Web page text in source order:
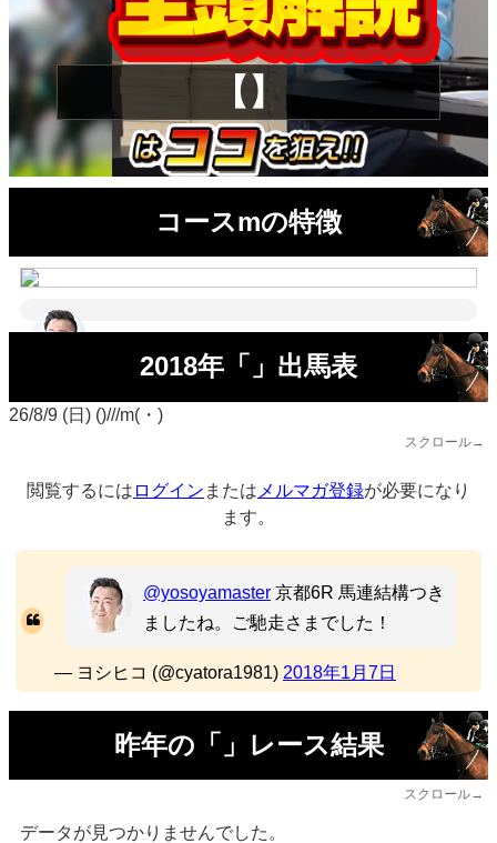
【】
コースmの特徴
2018年「」出馬表
26/8/9 (日) ()///m(・)
スクロール→
閲覧するには ログイン または メルマガ登録が必要になり
ます。
@yosoyamaster 京都6R 馬連結構つき
ましたね。ご馳走さまでした！
— ヨシヒコ (@cyatora1981) 2018年1月7日
昨年の「」レース結果
スクロール→
データが見つかりませんでした。